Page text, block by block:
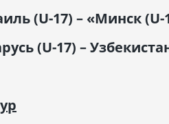
(U-17) – «Минск (U-
(U-17) –